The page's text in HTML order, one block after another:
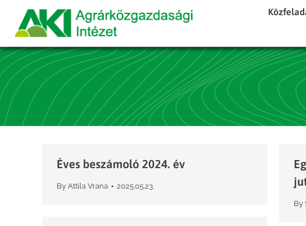
Éves beszámoló 2024. év
By Attila Vrana 2025.05.23.
By